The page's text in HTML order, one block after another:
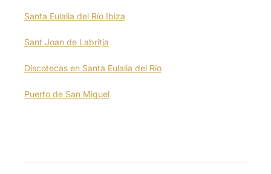
Santa Eulalia del Río Ibiza
Sant Joan de Labritja
Discotecas en Santa Eulalia del Río
Puerto de San Miguel